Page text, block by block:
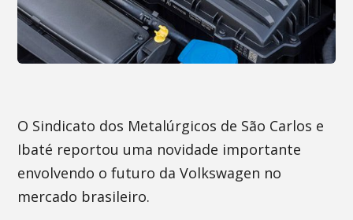
O Sindicato dos Metalúrgicos de São Carlos e
Ibaté reportou uma novidade importante
envolvendo o futuro da Volkswagen no
mercado brasileiro.